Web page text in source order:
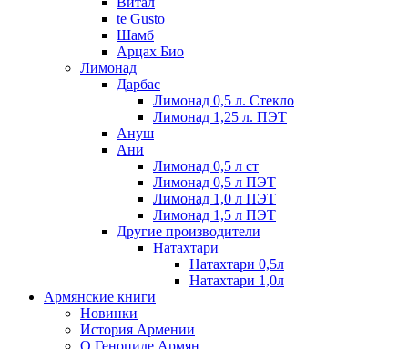
te Gusto
Шамб
Арцах Био
Лимонад
Дарбас
Лимонад 0,5 л. Стекло
Лимонад 1,25 л. ПЭТ
Ануш
Ани
Лимонад 0,5 л ст
Лимонад 0,5 л ПЭТ
Лимонад 1,0 л ПЭТ
Лимонад 1,5 л ПЭТ
Другие производители
Натахтари
Натахтари 0,5л
Натахтари 1,0л
Армянские книги
Новинки
История Армении
О Геноциде Армян